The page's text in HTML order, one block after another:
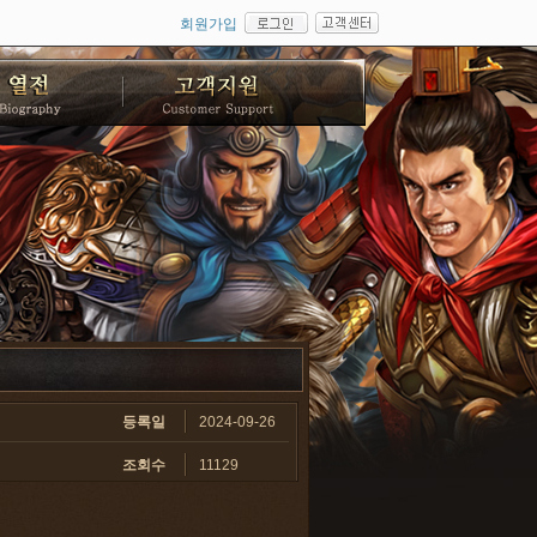
회원가입
등록일 2024-09-26
조회수 11129